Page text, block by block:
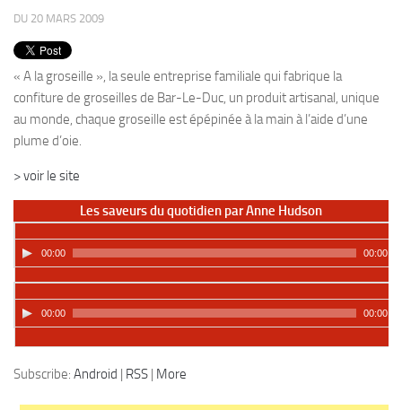
PRODUITS
RECETTES
Entrées
Sauces
DU 20 MARS 2009
« A la groseille », la seule entreprise familiale qui fabrique la
confiture de groseilles de Bar-Le-Duc, un produit artisanal, unique
au monde, chaque groseille est épépinée à la main à l’aide d’une
plume d’oie.
> voir le site
Les saveurs du quotidien par Anne Hudson
00:00 00:00
00:00 00:00
Subscribe: Android RSS More